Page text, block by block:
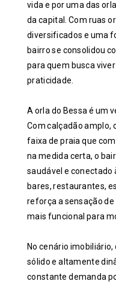
vida e por uma das
da capital. Com ruas
diversificados e uma
bairro se consolidou
para quem busca
praticidade.
A orla do Bessa é um
Com calçadão amplo,
faixa de praia que
na medida certa, o
saudável e conectado
bares, restaurantes,
reforça a sensação
mais funcional para
No cenário
sólido e altamente
constante demanda